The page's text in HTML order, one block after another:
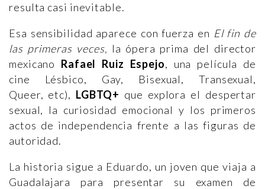
resulta casi inevitable.
Esa sensibilidad aparece con fuerza en El fin de
las primeras veces, la ópera prima del director
mexicano Rafael Ruiz Espejo, una película de
cine Lésbico, Gay, Bisexual, Transexual,
Queer, etc), LGBTQ+ que explora el despertar
sexual, la curiosidad emocional y los primeros
actos de independencia frente a las figuras de
autoridad.
La historia sigue a Eduardo, un joven que viaja a
Guadalajara para presentar su examen de